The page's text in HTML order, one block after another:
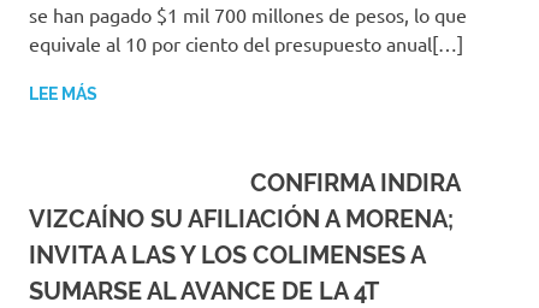
se han pagado $1 mil 700 millones de pesos, lo que
equivale al 10 por ciento del presupuesto anual[…]
LEE MÁS
CONFIRMA INDIRA
VIZCAÍNO SU AFILIACIÓN A MORENA;
INVITA A LAS Y LOS COLIMENSES A
SUMARSE AL AVANCE DE LA 4T